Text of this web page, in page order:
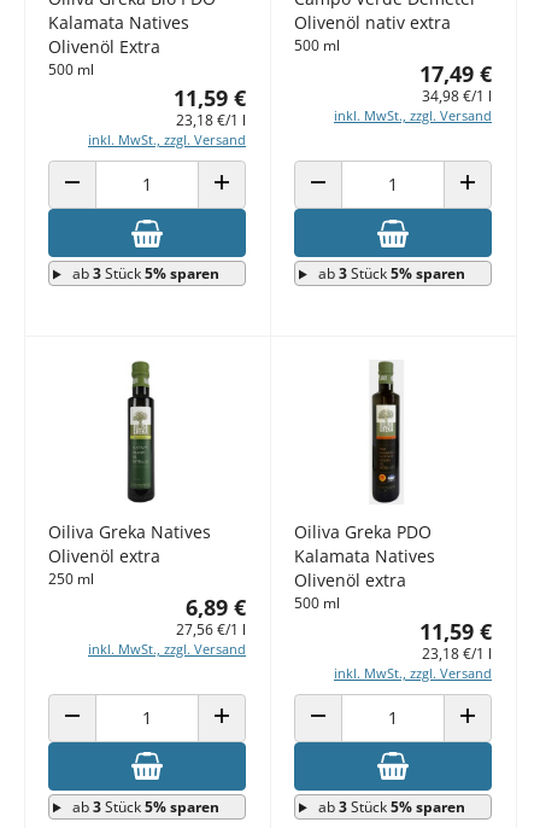
Kalamata Natives
Olivenöl Extra
500 ml
11,59 €
23,18 €/1 l
inkl. MwSt., zzgl. Versand
ANZAHL VERRINGERN ANZAHL ERHÖHEN
ab3Stück5% sparen
Olivenöl nativ extra
500 ml
17,49 €
34,98 €/1 l
inkl. MwSt., zzgl. Versand
ANZAHL VERRINGERN ANZAHL
ab3Stück5% sparen
Oiliva Greka Natives
Olivenöl extra
250 ml
6,89 €
27,56 €/1 l
inkl. MwSt., zzgl. Versand
ANZAHL VERRINGERN ANZAHL ERHÖHEN
ab3Stück5% sparen
Oiliva Greka PDO
Kalamata Natives
Olivenöl extra
500 ml
11,59 €
23,18 €/1 l
inkl. MwSt., zzgl. Versand
ANZAHL VERRINGERN ANZAHL
ab3Stück5% sparen